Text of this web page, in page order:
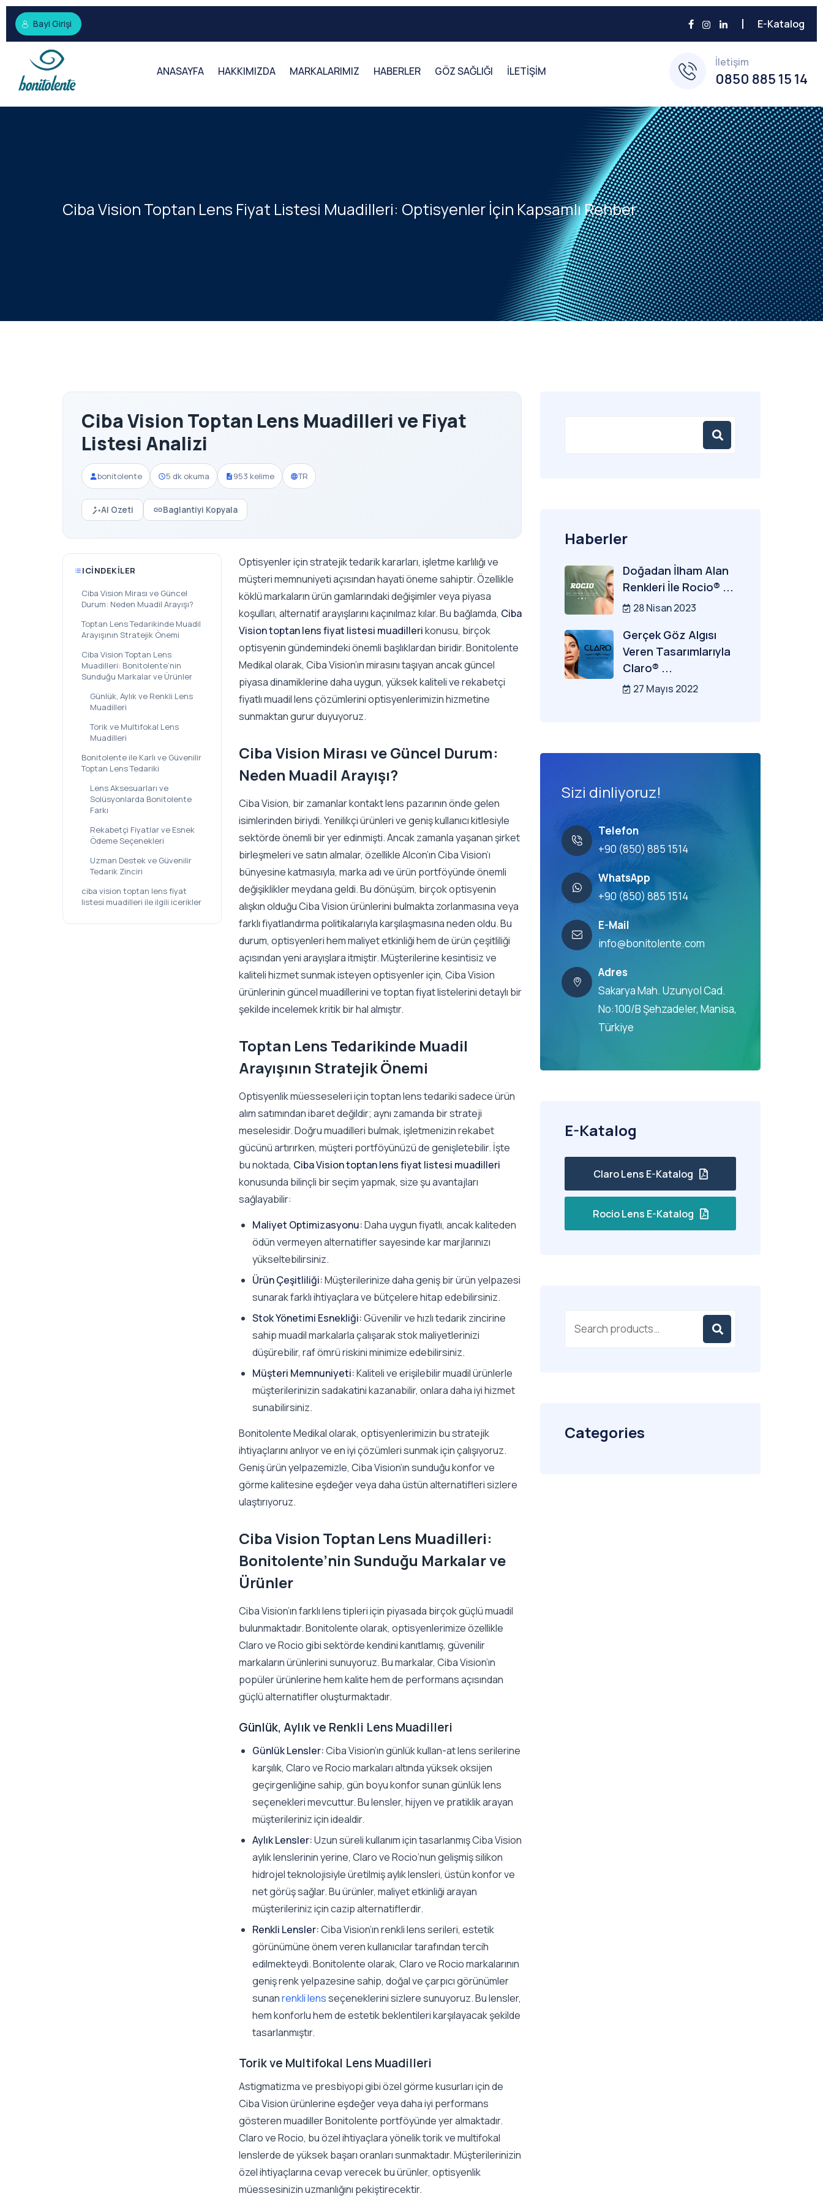
Bayi Girişi E-Katalog
ANASAYFA HAKKIMIZDA MARKALARIMIZ HABERLER GÖZ SAĞLIĞI İLETİŞİM
İletişim
0850 885 15 14
Ciba Vision Toptan Lens Fiyat Listesi Muadilleri: Optisyenler İçin Kapsamlı Rehber
Ciba Vision Toptan Lens Muadilleri ve Fiyat
Listesi Analizi
bonitolente 5 dk okuma 953 kelime TR
AI Ozeti Baglantiyi Kopyala
ICINDEKILER
Ciba Vision Mirası ve Güncel
Durum: Neden Muadil Arayışı?
Toptan Lens Tedarikinde Muadil
Arayışının Stratejik Önemi
Ciba Vision Toptan Lens
Muadilleri: Bonitolente’nin
Sunduğu Markalar ve Ürünler
Günlük, Aylık ve Renkli Lens
Muadilleri
Torik ve Multifokal Lens
Muadilleri
Bonitolente ile Karlı ve Güvenilir
Toptan Lens Tedariki
Lens Aksesuarları ve
Solüsyonlarda Bonitolente
Farkı
Rekabetçi Fiyatlar ve Esnek
Ödeme Seçenekleri
Uzman Destek ve Güvenilir
Tedarik Zinciri
ciba vision toptan lens fiyat
listesi muadilleri ile ilgili icerikler
Optisyenler için stratejik tedarik kararları, işletme karlılığı ve
müşteri memnuniyeti açısından hayati öneme sahiptir. Özellikle
köklü markaların ürün gamlarındaki değişimler veya piyasa
koşulları, alternatif arayışlarını kaçınılmaz kılar. Bu bağlamda, Ciba
Vision toptan lens fiyat listesi muadillerikonusu, birçok
optisyenin gündemindeki önemli başlıklardan biridir. Bonitolente
Medikal olarak, Ciba Vision’ın mirasını taşıyan ancak güncel
piyasa dinamiklerine daha uygun, yüksek kaliteli ve rekabetçi
fiyatlı muadil lens çözümlerini optisyenlerimizin hizmetine
sunmaktan gurur duyuyoruz.
Ciba Vision Mirası ve Güncel Durum:
Neden Muadil Arayışı?
Ciba Vision, bir zamanlar kontakt lens pazarının önde gelen
isimlerinden biriydi. Yenilikçi ürünleri ve geniş kullanıcı kitlesiyle
sektörde önemli bir yer edinmişti. Ancak zamanla yaşanan şirket
birleşmeleri ve satın almalar, özellikle Alcon’ın Ciba Vision’ı
bünyesine katmasıyla, marka adı ve ürün portföyünde önemli
değişiklikler meydana geldi. Bu dönüşüm, birçok optisyenin
alışkın olduğu Ciba Vision ürünlerini bulmakta zorlanmasına veya
farklı fiyatlandırma politikalarıyla karşılaşmasına neden oldu. Bu
durum, optisyenleri hem maliyet etkinliği hem de ürün çeşitliliği
açısından yeni arayışlara itmiştir. Müşterilerine kesintisiz ve
kaliteli hizmet sunmak isteyen optisyenler için, Ciba Vision
ürünlerinin güncel muadillerini ve toptan fiyat listelerini detaylı bir
şekilde incelemek kritik bir hal almıştır.
Toptan Lens Tedarikinde Muadil
Arayışının Stratejik Önemi
Optisyenlik müesseseleri için toptan lens tedariki sadece ürün
alım satımından ibaret değildir; aynı zamanda bir strateji
meselesidir. Doğru muadilleri bulmak, işletmenizin rekabet
gücünü artırırken, müşteri portföyünüzü de genişletebilir. İşte
bu noktada, Ciba Vision toptan lens fiyat listesi muadilleri
konusunda bilinçli bir seçim yapmak, size şu avantajları
sağlayabilir:
Maliyet Optimizasyonu:Daha uygun fiyatlı, ancak kaliteden
ödün vermeyen alternatifler sayesinde kar marjlarınızı
yükseltebilirsiniz.
Ürün Çeşitliliği:Müşterilerinize daha geniş bir ürün yelpazesi
sunarak farklı ihtiyaçlara ve bütçelere hitap edebilirsiniz.
Stok Yönetimi Esnekliği:Güvenilir ve hızlı tedarik zincirine
sahip muadil markalarla çalışarak stok maliyetlerinizi
düşürebilir, raf ömrü riskini minimize edebilirsiniz.
Müşteri Memnuniyeti:Kaliteli ve erişilebilir muadil ürünlerle
müşterilerinizin sadakatini kazanabilir, onlara daha iyi hizmet
sunabilirsiniz.
Bonitolente Medikal olarak, optisyenlerimizin bu stratejik
ihtiyaçlarını anlıyor ve en iyi çözümleri sunmak için çalışıyoruz.
Geniş ürün yelpazemizle, Ciba Vision’ın sunduğu konfor ve
görme kalitesine eşdeğer veya daha üstün alternatifleri sizlere
ulaştırıyoruz.
Ciba Vision Toptan Lens Muadilleri:
Bonitolente’nin Sunduğu Markalar ve
Ürünler
Ciba Vision’ın farklı lens tipleri için piyasada birçok güçlü muadil
bulunmaktadır. Bonitolente olarak, optisyenlerimize özellikle
Claro ve Rocio gibi sektörde kendini kanıtlamış, güvenilir
markaların ürünlerini sunuyoruz. Bu markalar, Ciba Vision’ın
popüler ürünlerine hem kalite hem de performans açısından
güçlü alternatifler oluşturmaktadır.
Günlük, Aylık ve Renkli Lens Muadilleri
Günlük Lensler:Ciba Vision’ın günlük kullan-at lens serilerine
karşılık, Claro ve Rocio markaları altında yüksek oksijen
geçirgenliğine sahip, gün boyu konfor sunan günlük lens
seçenekleri mevcuttur. Bu lensler, hijyen ve pratiklik arayan
müşterileriniz için idealdir.
Aylık Lensler:Uzun süreli kullanım için tasarlanmış Ciba Vision
aylık lenslerinin yerine, Claro ve Rocio’nun gelişmiş silikon
hidrojel teknolojisiyle üretilmiş aylık lensleri, üstün konfor ve
net görüş sağlar. Bu ürünler, maliyet etkinliği arayan
müşterileriniz için cazip alternatiflerdir.
Renkli Lensler:Ciba Vision’ın renkli lens serileri, estetik
görünümüne önem veren kullanıcılar tarafından tercih
edilmekteydi. Bonitolente olarak, Claro ve Rocio markalarının
geniş renk yelpazesine sahip, doğal ve çarpıcı görünümler
sunanrenkli lensseçeneklerini sizlere sunuyoruz. Bu lensler,
hem konforlu hem de estetik beklentileri karşılayacak şekilde
tasarlanmıştır.
Torik ve Multifokal Lens Muadilleri
Astigmatizma ve presbiyopi gibi özel görme kusurları için de
Ciba Vision ürünlerine eşdeğer veya daha iyi performans
gösteren muadiller Bonitolente portföyünde yer almaktadır.
Claro ve Rocio, bu özel ihtiyaçlara yönelik torik ve multifokal
lenslerde de yüksek başarı oranları sunmaktadır. Müşterilerinizin
özel ihtiyaçlarına cevap verecek bu ürünler, optisyenlik
müessesinizin uzmanlığını pekiştirecektir.
Haberler
Doğadan İlham Alan
Renkleri İle Rocio® ...
28 Nisan 2023
Gerçek Göz Algısı
Veren Tasarımlarıyla
Claro® ...
27 Mayıs 2022
Sizi dinliyoruz!
Telefon
+90 (850) 885 1514
WhatsApp
+90 (850) 885 1514
E-Mail
info@bonitolente.com
Adres
Sakarya Mah. Uzunyol Cad.
No:100/B Şehzadeler, Manisa,
Türkiye
E-Katalog
Claro Lens E-Katalog
Rocio Lens E-Katalog
Categories